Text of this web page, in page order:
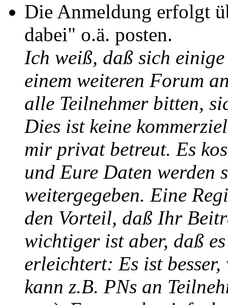
Die Anmeldung erfolgt
dabei" o.ä. posten.
Ich weiß, daß sich
einem weiteren Forum
alle Teilnehmer bitten,
Dies ist keine
mir privat betreut. Es
und Eure Daten werden
weitergegeben. Eine
den Vorteil, daß Ihr
wichtiger ist aber, daß
erleichtert: Es ist
kann z.B. PNs an